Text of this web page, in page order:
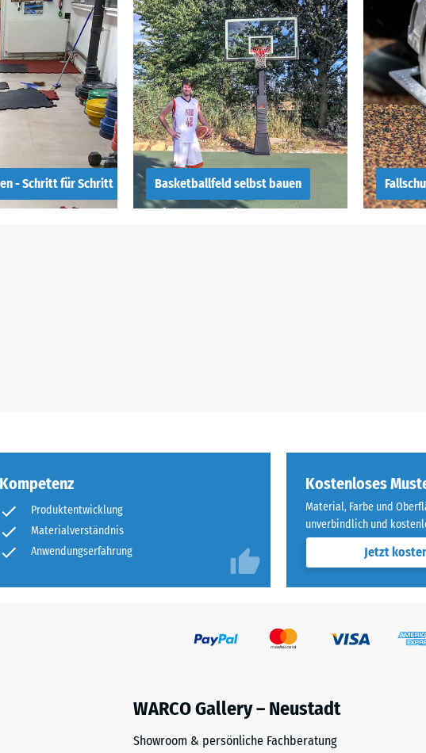
Garten an
Terrasse auf einem
Flachdach oder
Garagendach an?
- Schritt für Schritt
bauen -
Basketballfeld selbst bauen
Wie man ein
Wie
Kompetenz
Produktentwicklung
Materialverständnis
Anwendungserfahrung
Kostenloses
Material, Farbe und
unverbindlich und
Jetzt
WARCO Gallery – Neustadt
Showroom & persönliche Fachberatung